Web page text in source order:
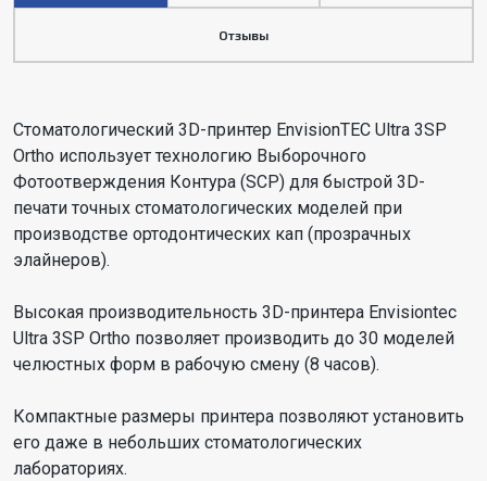
Отзывы
Стоматологический 3D-принтер EnvisionTEC Ultra 3SP
Ortho использует технологию Выборочного
Фотоотверждения Контура (SCP) для быстрой 3D-
печати точных стоматологических моделей при
производстве ортодонтических кап (прозрачных
элайнеров).
Высокая производительность 3D-принтера Envisiontec
Ultra 3SP Ortho позволяет производить до 30 моделей
челюстных форм в рабочую смену (8 часов).
Компактные размеры принтера позволяют установить
его даже в небольших стоматологических
лабораториях.